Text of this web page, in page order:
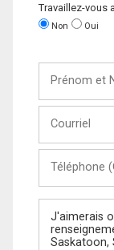
Travaillez-vous
Non Oui
Nom
(Optionnel)
Message